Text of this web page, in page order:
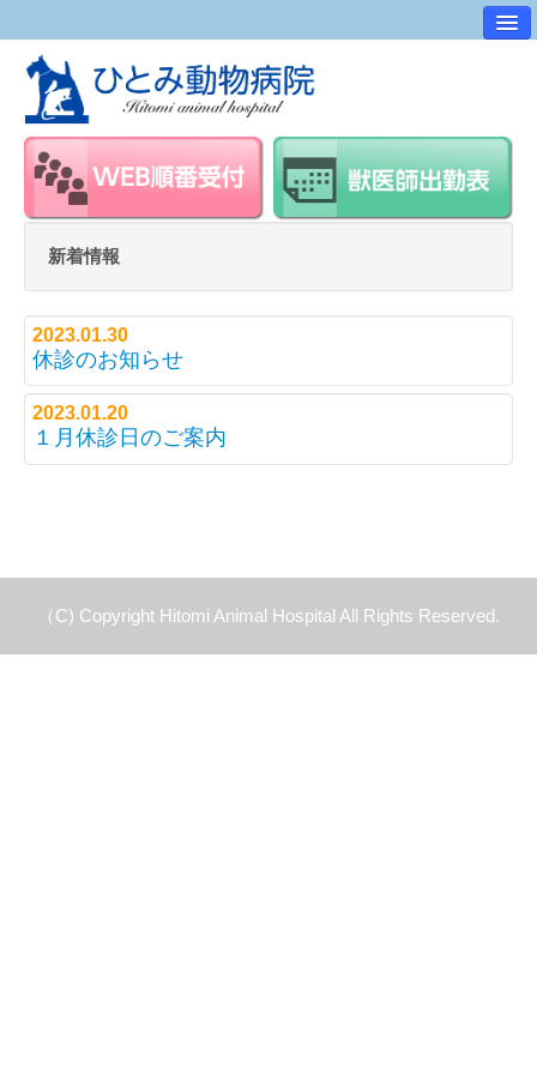
病院案内
交通アクセス
ワンポイントアドバイス
スタッフ紹介
求人・採用情報
新着情報
2023.01.30
休診のお知らせ
2023.01.20
１月休診日のご案内
（C) Copyright Hitomi Animal Hospital All Rights Reserved.